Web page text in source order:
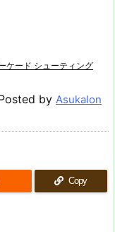
ケード シューティング
by Asukalon
Copy